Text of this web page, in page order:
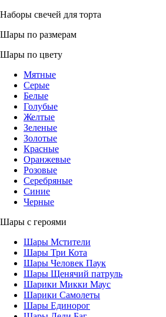
Наборы свечей для торта
Шары по размерам
Шары по цвету
Мятные
Серые
Белые
Голубые
Желтые
Зеленые
Золотые
Красные
Оранжевые
Розовые
Серебряные
Синие
Черные
Шары с героями
Шары Мстители
Шары Три Кота
Шары Человек Паук
Шары Щенячий патруль
Шарики Микки Маус
Шарики Самолеты
Шары Единорог